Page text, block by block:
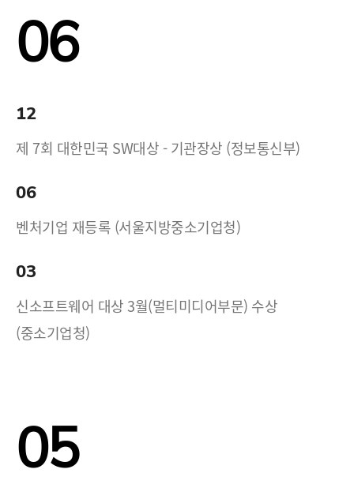
06
12
제 7회 대한민국 SW대상 - 기관장상 (정보통신부)
06
벤처기업 재등록 (서울지방중소기업청)
03
신소프트웨어 대상 3월(멀티미디어부문) 수상
(중소기업청)
05